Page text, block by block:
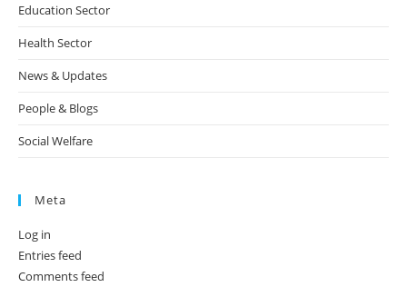
Education Sector
Health Sector
News & Updates
People & Blogs
Social Welfare
Meta
Log in
Entries feed
Comments feed